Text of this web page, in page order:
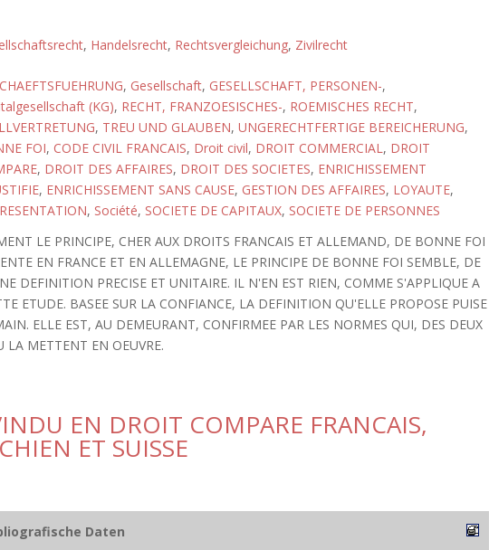
, Handelsrecht, Rechtsvergleichung, Zivilrecht
, Gesellschaft, GESELLSCHAFT, PERSONEN-,
(KG), RECHT, FRANZOESISCHES-, ROEMISCHES RECHT,
, TREU UND GLAUBEN, UNGERECHTFERTIGE BEREICHERUNG,
FOI, CODE CIVIL FRANCAIS, Droit civil, DROIT COMMERCIAL, DROIT
, DROIT DES AFFAIRES, DROIT DES SOCIETES, ENRICHISSEMENT
, ENRICHISSEMENT SANS CAUSE, GESTION DES AFFAIRES, LOYAUTE,
, Société, SOCIETE DE CAPITAUX, SOCIETE DE PERSONNES
LE PRINCIPE, CHER AUX DROITS FRANCAIS ET ALLEMAND, DE BONNE FOI
EN FRANCE ET EN ALLEMAGNE, LE PRINCIPE DE BONNE FOI SEMBLE, DE
DEFINITION PRECISE ET UNITAIRE. IL N'EN EST RIEN, COMME S'APPLIQUE A
ETUDE. BASEE SUR LA CONFIANCE, LA DEFINITION QU'ELLE PROPOSE PUISE
ELLE EST, AU DEMEURANT, CONFIRMEE PAR LES NORMES QUI, DES DEUX
LA METTENT EN OEUVRE.
EN DROIT COMPARE FRANCAIS,
ET SUISSE
Daten